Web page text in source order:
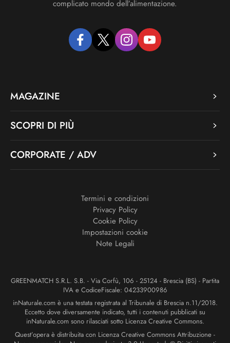
complicato mondo dell’alimentazione.
facebooktwitter instagramyoutube
MAGAZINE
SCOPRI DI PIÙ
CORPORATE / ADV
Termini e condizioni
Privacy Policy
Cookie Policy
Impostazioni cookie
Note Legali
GREENMATCH S.R.L. S.B. - Via Corfù, 106 - 25124 - Brescia (BS) - Partita
IVA e CodiceFiscale: 04233900986
inNaturale.com è una testata registrata al Tribunale di Brescia n.11/2018.
Eccetto dove diversamente indicato, tutti i contenuti pubblicati su
inNaturale.com sono rilasciati sotto Licenza Creative Commons.
Quest’opera è distribuita con Licenza Creative Commons Attribuzione -